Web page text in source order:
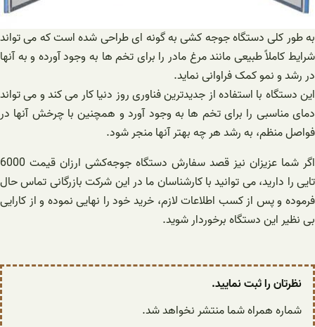
به طور کلی دستگاه جوجه کشی به گونه ای طراحی شده است که می تواند
شرایط کاملاً طبیعی مانند مرغ مادر را برای تخم ها به وجود آورده و به آنها
در رشد و نمو کمک فراوانی نماید.
این دستگاه با استفاده از جدیدترین فناوری روز دنیا کار می کند و می تواند
دمای مناسبی را برای تخم ها به وجود آورد و همچنین با چرخش آنها در
فواصل منظم، به رشد هر چه بهتر آنها منجر شود.
اگر شما عزیزان نیز قصد سفارش دستگاه ‌جوجه‌کشی ارزان قیمت 6000
تایی را دارید، می توانید با کارشناسان ما در این شرکت بازرگانی تماس حال
فرموده و پس از کسب اطلاعات لازم، خرید خود را نهایی نموده و از کارایی
بی نظیر این دستگاه برخوردار شوید.
نظرتان را ثبت نمایید.
شماره همراه شما منتشر نخواهد شد.